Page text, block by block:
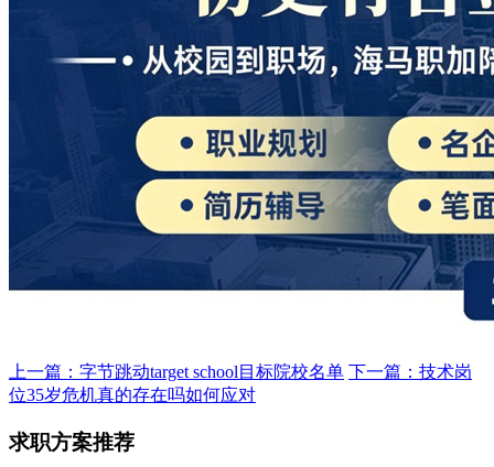
上一篇：字节跳动target school目标院校名单 下一篇：技术岗
位35岁危机真的存在吗如何应对
求职方案推荐